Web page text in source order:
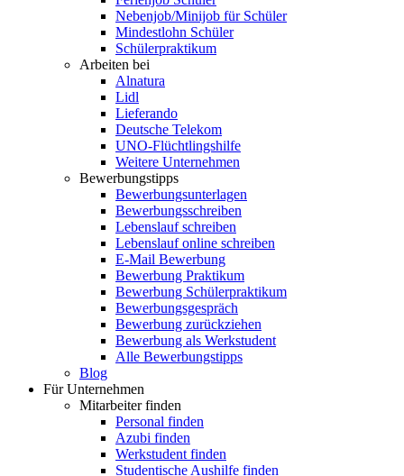
Nebenjob/Minijob für Schüler
Mindestlohn Schüler
Schülerpraktikum
Arbeiten bei
Alnatura
Lidl
Lieferando
Deutsche Telekom
UNO-Flüchtlingshilfe
Weitere Unternehmen
Bewerbungstipps
Bewerbungsunterlagen
Bewerbungsschreiben
Lebenslauf schreiben
Lebenslauf online schreiben
E-Mail Bewerbung
Bewerbung Praktikum
Bewerbung Schülerpraktikum
Bewerbungsgespräch
Bewerbung zurückziehen
Bewerbung als Werkstudent
Alle Bewerbungstipps
Blog
Für Unternehmen
Mitarbeiter finden
Personal finden
Azubi finden
Werkstudent finden
Studentische Aushilfe finden